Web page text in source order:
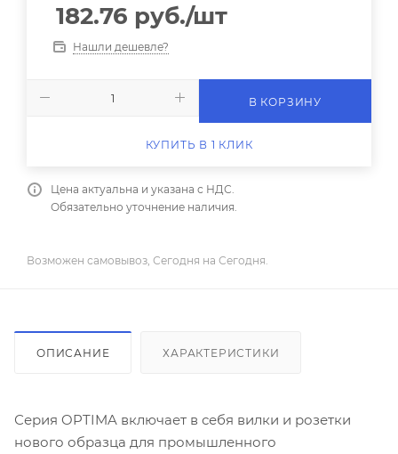
182.76 руб./шт
Нашли дешевле?
В КОРЗИНУ
КУПИТЬ В 1 КЛИК
Цена актуальна и указана с НДС.
Обязательно уточнение наличия.
Возможен самовывоз, Сегодня на Сегодня.
ОПИСАНИЕ ХАРАКТЕРИСТИКИ
Серия OPTIMA включает в себя вилки и розетки
нового образца для промышленного